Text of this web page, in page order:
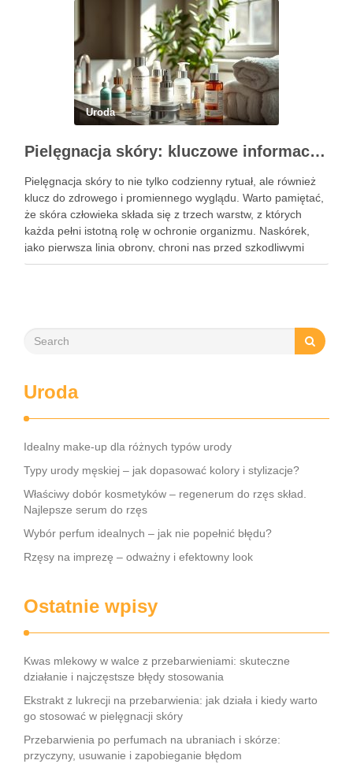
Uroda
Pielęgnacja skóry: kluczowe informacje i skuteczne metody
Pielęgnacja skóry to nie tylko codzienny rytuał, ale również
klucz do zdrowego i promiennego wyglądu. Warto pamiętać,
że skóra człowieka składa się z trzech warstw, z których
każda pełni istotną rolę w ochronie organizmu. Naskórek,
jako pierwsza linia obrony, chroni nas przed szkodliwymi
czynnikami zewnętrznymi, a nawilżająca skóra właściwa,
Uroda
Idealny make-up dla różnych typów urody
Typy urody męskiej – jak dopasować kolory i stylizacje?
Właściwy dobór kosmetyków – regenerum do rzęs skład.
Najlepsze serum do rzęs
Wybór perfum idealnych – jak nie popełnić błędu?
Rzęsy na imprezę – odważny i efektowny look
Ostatnie wpisy
Kwas mlekowy w walce z przebarwieniami: skuteczne
działanie i najczęstsze błędy stosowania
Ekstrakt z lukrecji na przebarwienia: jak działa i kiedy warto
go stosować w pielęgnacji skóry
Przebarwienia po perfumach na ubraniach i skórze:
przyczyny, usuwanie i zapobieganie błędom